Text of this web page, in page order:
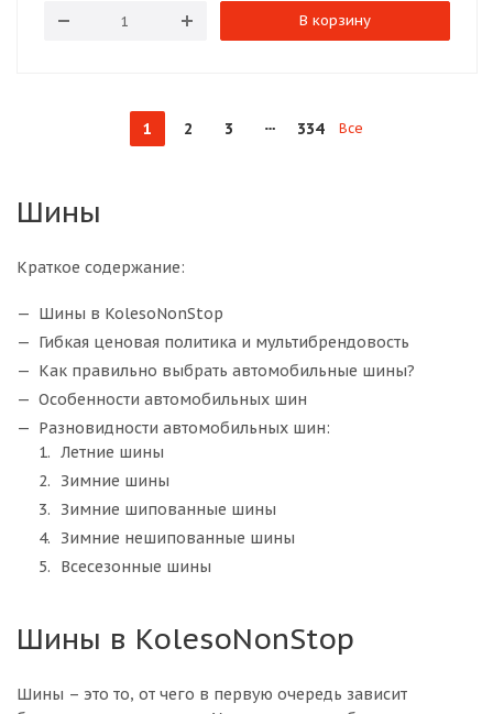
В корзину
1 2 3 334 Все
Шины
Краткое содержание:
Шины в KolesoNonStop
Гибкая ценовая политика и мультибрендовость
Как правильно выбрать автомобильные шины?
Особенности автомобильных шин
Разновидности автомобильных шин:
Летние шины
Зимние шины
Зимние шипованные шины
Зимние нешипованные шины
Всесезонные шины
Шины в KolesoNonStop
Шины – это то, от чего в первую очередь зависит